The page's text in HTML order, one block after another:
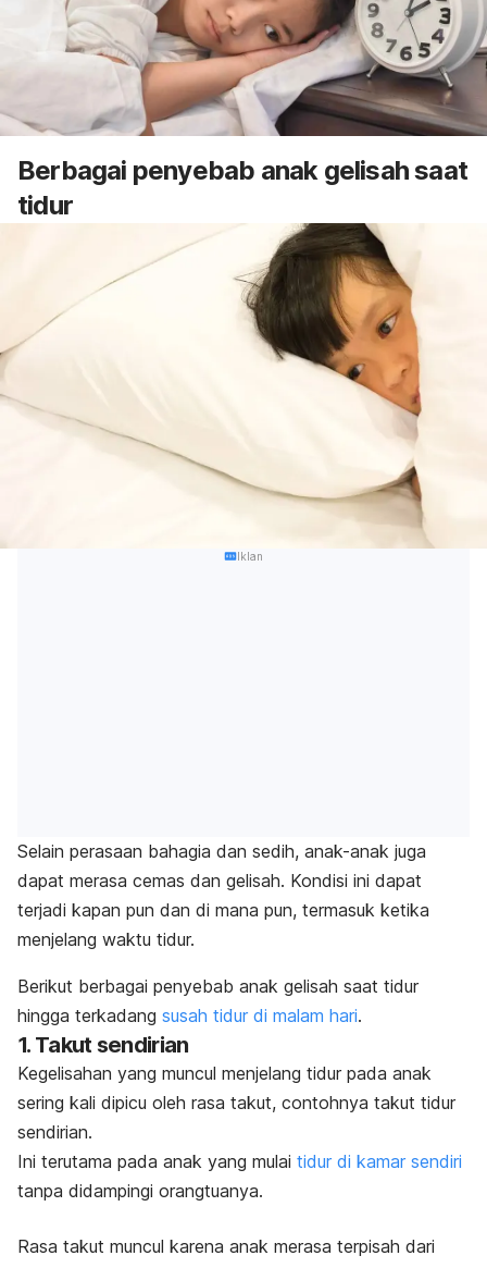
Berbagai penyebab anak gelisah saat
tidur
Iklan
Selain perasaan bahagia dan sedih, anak-anak juga
dapat merasa cemas dan gelisah. Kondisi ini dapat
terjadi kapan pun dan di mana pun, termasuk ketika
menjelang waktu tidur.
Berikut berbagai penyebab anak gelisah saat tidur
hingga terkadang susah tidur di malam hari.
1. Takut sendirian
Kegelisahan yang muncul menjelang tidur pada anak
sering kali dipicu oleh rasa takut, contohnya takut tidur
sendirian.
Ini terutama pada anak yang mulai tidur di kamar sendiri
tanpa didampingi orangtuanya.
Rasa takut muncul karena anak merasa terpisah dari